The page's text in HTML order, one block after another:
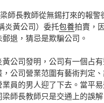
師長教師從無錫打來的報
炎黃公司）委托包養拍賣，
退，猜忌是欺騙公司。
公司發明，公司有一個占
公司營業范圍有藝術判定
員的男人迎了下去。當平
師長教師只是交通上的誤